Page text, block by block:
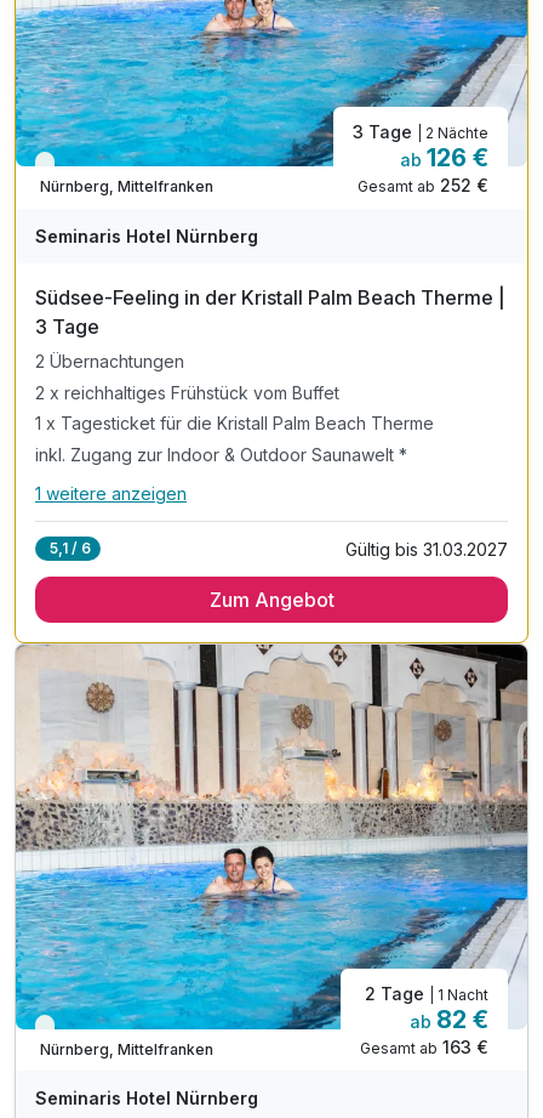
Viele Termine frei
Nürnberg, Mittelfranken
3 Tage | 2 Nächte
ab 126 €
Gesamt ab 252 €
Seminaris Hotel Nürnberg
Südsee-Feeling in der Kristall Palm Beach Therme |
3 Tage
2 Übernachtungen
2 x reichhaltiges Frühstück vom Buffet
1 x Tagesticket für die Kristall Palm Beach Therme
inkl. Zugang zur Indoor & Outdoor Saunawelt *
Alle Inklusivleistungen
2 x reichhaltiges Frühstück vom Buffet
inkl. Zugang zur Indoor & Outdoor Saunawelt *
inkl. Zugang zum Erlebnisbad & Rutschenwelt*
1 weitere anzeigen
5,1 / 6 Gültig bis 31.03.2027
Zum Angebot
Viele Termine frei
Nürnberg, Mittelfranken
2 Tage | 1 Nacht
ab 82 €
Gesamt ab 163 €
Seminaris Hotel Nürnberg